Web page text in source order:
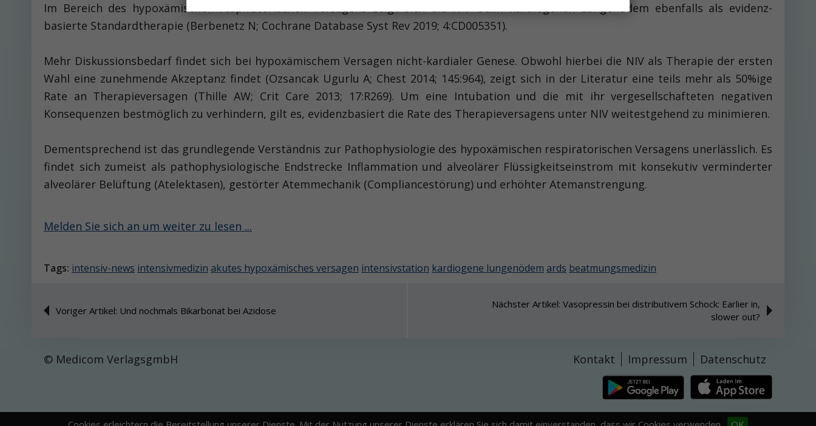
Im Bereich des hypoxämischen respiratorischen Versagens zeigt sich die NIV beim kardiogenen Lungenödem ebenfalls als evidenz-
basierte Standardtherapie (Berbenetz N; Cochrane Database Syst Rev 2019; 4:CD005351).
Mehr Diskussionsbedarf findet sich bei hypoxämischem Versagen nicht-kardialer ­Genese. Obwohl hierbei die NIV als Therapie der ersten
Wahl eine zunehmende Akzeptanz findet (Ozsancak Ugurlu A; Chest 2014; 145:964), zeigt sich in der Literatur eine teils mehr als 50%ige
Rate an Therapieversagen (­Thille AW; Crit Care 2013; 17:R269). Um eine Intubation und die mit ihr vergesellschafteten negativen
Konsequenzen bestmöglich zu verhindern, gilt es, evidenzbasiert die Rate des Therapieversagens unter NIV weitestgehend zu minimieren.
Dementsprechend ist das grundlegende Verständnis zur Pathophysiologie des hypoxämischen respiratorischen Versagens unerlässlich. Es
findet sich zumeist als pathophysiologische Endstrecke Inflammation und alveolärer Flüssigkeitseinstrom mit konsekutiv verminderter
alveolärer Belüftung (Atelektasen), gestörter Atemmechanik (Compliancestörung) und erhöhter Atemanstrengung.
Melden Sie sich an um weiter zu lesen ...
Tags: intensiv-news intensivmedizin akutes hypoxämisches versagen intensivstation kardiogene lungenödem ards beatmungsmedizin
Voriger Artikel: Und nochmals Bikarbonat bei Azidose
Nächster Artikel: Vasopressin bei distributivem Schock: Earlier in,
slower out?
© Medicom VerlagsgmbH Kontakt Impressum Datenschutz